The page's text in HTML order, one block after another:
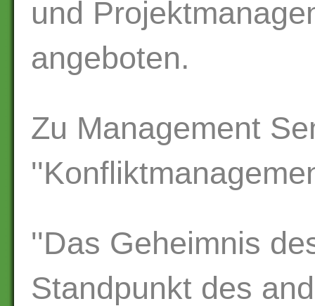
und
angeboten.
Zu Management
''Das Geheimnis
Standpunkt des